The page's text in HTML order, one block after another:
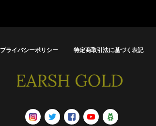
プライバシーポリシー 特定商取引法に基づく表記